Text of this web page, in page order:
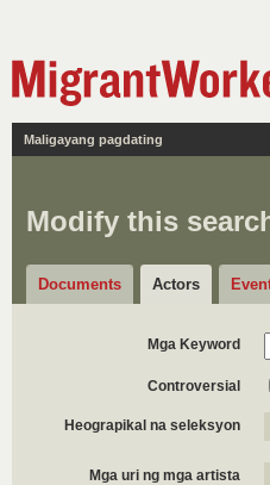
Maligayang pagdating
Modify this
Documents Actors
Mga Keyword
Controversial
Heograpikal na seleksyon
Mga uri ng mga artista